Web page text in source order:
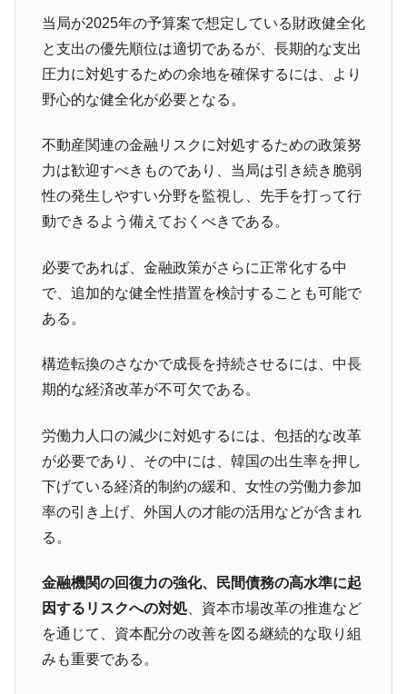
Fact1
全て勝つといくら？ 競馬GI競走で勝利騎手がもら
える賞金とは？
Fact1 平成仮面ライダーの意外すぎるモチーフとは？
Fact1
発表から2日で大崩壊、鳴かず飛ばずに終わりそう
Fact1
日本人マスターズ挑戦の歴史。松山以前に最高位
だった選手とは？
Fact1
甲子園通算本塁打、最多の清原に次いで多く打っ
ている意外な選手とは？
当局が2025年の予算案で想定している財政健全化
と支出の優先順位は適切であるが、長期的な支出
圧力に対処するための余地を確保するには、より
野心的な健全化が必要となる。
不動産関連の金融リスクに対処するための政策努
力は歓迎すべきものであり、当局は引き続き脆弱
性の発生しやすい分野を監視し、先手を打って行
動できるよう備えておくべきである。
必要であれば、金融政策がさらに正常化する中
で、追加的な健全性措置を検討することも可能で
ある。
構造転換のさなかで成長を持続させるには、中長
期的な経済改革が不可欠である。
労働力人口の減少に対処するには、包括的な改革
が必要であり、その中には、韓国の出生率を押し
下げている経済的制約の緩和、女性の労働力参加
率の引き上げ、外国人の才能の活用などが含まれ
る。
金融機関の回復力の強化、民間債務の高水準に起
因するリスクへの対処、資本市場改革の推進など
を通じて、資本配分の改善を図る継続的な取り組
みも重要である。